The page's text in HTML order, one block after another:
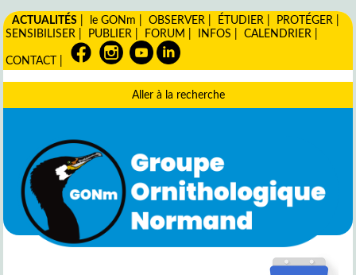
ACTUALITÉS le GONm |OBSERVER ÉTUDIER PROTÉGER
SENSIBILISER
PUBLIER FORUM INFOS |CALENDRIER
CONTACT
Aller à la recherche